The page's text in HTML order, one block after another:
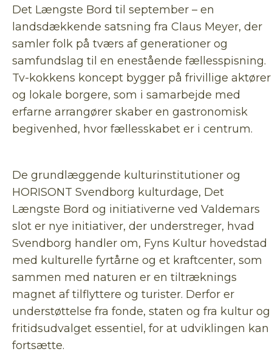
Det Længste Bord til september – en
landsdækkende satsning fra Claus Meyer, der
samler folk på tværs af generationer og
samfundslag til en enestående fællesspisning.
Tv-kokkens koncept bygger på frivillige aktører
og lokale borgere, som i samarbejde med
erfarne arrangører skaber en gastronomisk
begivenhed, hvor fællesskabet er i centrum.
De grundlæggende kulturinstitutioner og
HORISONT Svendborg kulturdage, Det
Længste Bord og initiativerne ved Valdemars
slot er nye initiativer, der understreger, hvad
Svendborg handler om, Fyns Kultur hovedstad
med kulturelle fyrtårne og et kraftcenter, som
sammen med naturen er en tiltræknings
magnet af tilflyttere og turister. Derfor er
understøttelse fra fonde, staten og fra kultur og
fritidsudvalget essentiel, for at udviklingen kan
fortsætte.